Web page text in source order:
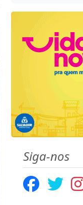
Siga-nos